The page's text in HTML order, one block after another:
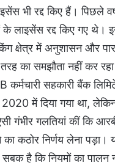
भी रद्द किए हैं। पिछले
लाइसेंस रद्द किए गए थे।
क्षेत्र में अनुशासन और
का समझौता नहीं कर
कर्मचारी सहकारी बैंक
2020 में दिया गया था,
गंभीर गलतियां कीं कि
कठोर निर्णय लेना पड़ा।
है कि नियमों का पालन